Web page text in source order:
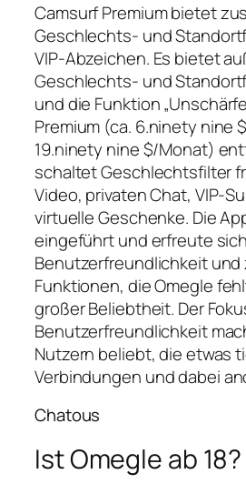
Camsurf Premium bietet
Geschlechts- und
VIP-Abzeichen. Es bietet
Geschlechts- und
und die Funktion
Premium (ca. 6.ninety nine
19.ninety nine $/Monat)
schaltet Geschlechtsfilter
Video, privaten Chat, VIP-
virtuelle Geschenke. Die
eingeführt und erfreute
Benutzerfreundlichkeit
Funktionen, die Omegle
großer Beliebtheit. Der
Benutzerfreundlichkeit
Nutzern beliebt, die etwas
Verbindungen und dabei
Chatous
Ist Omegle ab 18?